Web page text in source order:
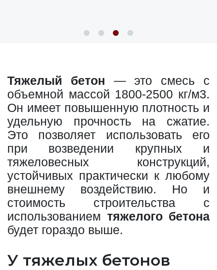
Тяжелый бетон — это смесь с
объемной массой 1800-2500 кг/м3.
Он имеет повышенную плотность и
удельную прочность на сжатие.
Это позволяет использовать его
при возведении крупных и
тяжеловесных конструкций,
устойчивых практически к любому
внешнему воздействию. Но и
стоимость строительства с
использованием тяжелого бетона
будет гораздо выше.
У тяжелых бетонов